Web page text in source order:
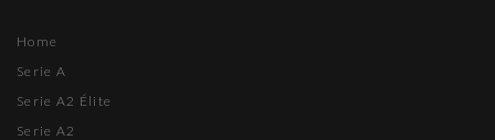
Home
Serie A
Serie A2 Élite
Serie A2